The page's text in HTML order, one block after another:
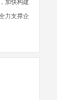
加快构建
力支撑企